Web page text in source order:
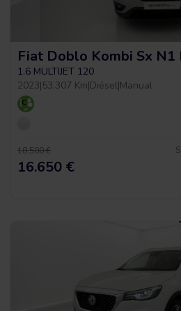
Fiat Doblo Kombi Sx N1
1.6 MULTIJET 120
2023|53.307 Km|Diésel|Manual
18.500 €
16.650 €